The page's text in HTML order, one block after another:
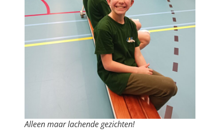
Alleen maar lachende gezichten!